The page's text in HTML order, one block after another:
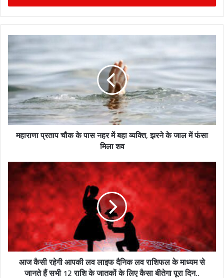
r
y
E
m
a
i
l
a
d
महाराणा प्रताप चौक के पास नहर में बहा व्यक्ति, झरने के जाल में फंसा
मिला शव
आज कैसी रहेगी आपकी लव लाइफ दैनिक लव राशिफल के माध्यम से
जानते हैं सभी 12 राशि के जातकों के लिए कैसा बीतेगा पूरा दिन..